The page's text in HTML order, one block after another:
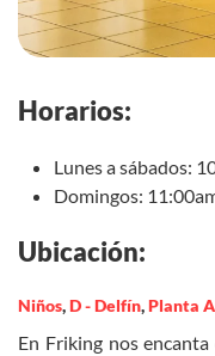
Horarios:
Lunes a sábados:
Domingos:
Ubicación:
Niños,D - Delfín,Planta
En Friking nos